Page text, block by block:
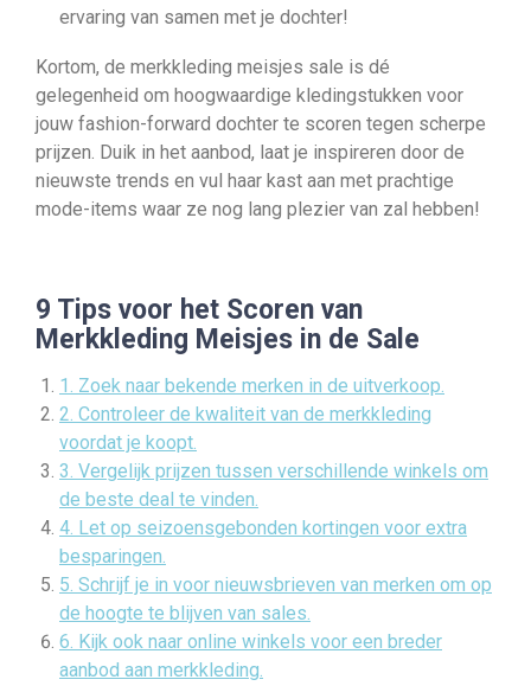
ervaring van samen met je dochter!
Kortom, de merkkleding meisjes sale is dé
gelegenheid om hoogwaardige kledingstukken voor
jouw fashion-forward dochter te scoren tegen scherpe
prijzen. Duik in het aanbod, laat je inspireren door de
nieuwste trends en vul haar kast aan met prachtige
mode-items waar ze nog lang plezier van zal hebben!
9 Tips voor het Scoren van
Merkkleding Meisjes in de Sale
1. Zoek naar bekende merken in de uitverkoop.
2. Controleer de kwaliteit van de merkkleding
voordat je koopt.
3. Vergelijk prijzen tussen verschillende winkels om
de beste deal te vinden.
4. Let op seizoensgebonden kortingen voor extra
besparingen.
5. Schrijf je in voor nieuwsbrieven van merken om op
de hoogte te blijven van sales.
6. Kijk ook naar online winkels voor een breder
aanbod aan merkkleding.